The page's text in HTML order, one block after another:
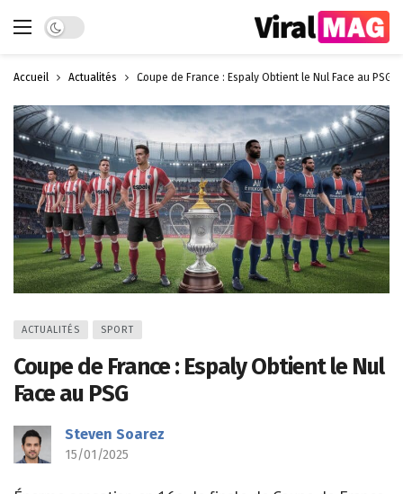
Dark mode
Accueil Actualités Coupe de France : Espaly Obtient le Nul Face au PSG
ACTUALITÉS SPORT
Coupe de France : Espaly Obtient le Nul
Face au PSG
Steven Soarez
15/01/2025